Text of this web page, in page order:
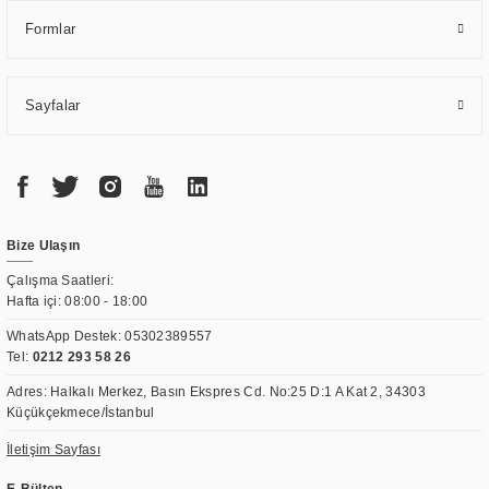
Formlar
Sayfalar
Bize Ulaşın
Çalışma Saatleri:
Hafta içi: 08:00 - 18:00
WhatsApp Destek:05302389557
Tel: 0212 293 58 26
Adres: Halkalı Merkez, Basın Ekspres Cd. No:25 D:1 A Kat 2, 34303
Küçükçekmece/İstanbul
İletişim Sayfası